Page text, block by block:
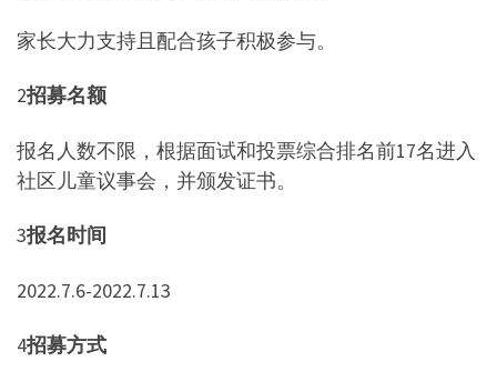
家长大力支持且配合孩子积极参与。
2招募名额
报名人数不限，根据面试和投票综合排名前17名进入
社区儿童议事会，并颁发证书。
3报名时间
2022.7.6-2022.7.13
4招募方式